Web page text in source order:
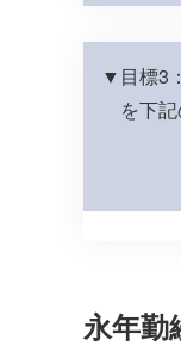
目標3
を下
男
女
永年勤